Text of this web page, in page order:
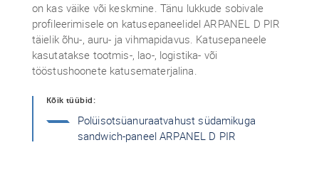
on kas väike või keskmine. Tänu lukkude sobivale
profileerimisele on katusepaneelidel ARPANEL D PIR
täielik õhu-, auru- ja vihmapidavus. Katusepaneele
kasutatakse tootmis-, lao-, logistika- või
tööstushoonete katusematerjalina.
Kõik tüübid:
Polüisotsüanuraatvahust südamikuga
sandwich-paneel ARPANEL D PIR